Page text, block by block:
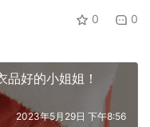
的小姐来服务这种低俗
外出务工的弟弟寄钱存
支付小孩的学费，而只
会随时要了命。
0 0
品好的小姐姐！
2023年5月29日 下午8:56